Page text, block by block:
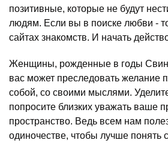
позитивные, которые не будут
людям. Если вы в поиске любви -
сайтах знакомств. И начать
Женщины, рожденные в годы
вас может преследовать желание
собой, со своими мыслями.
попросите близких уважать ваше
пространство. Ведь всем нам
одиночестве, чтобы лучше понять